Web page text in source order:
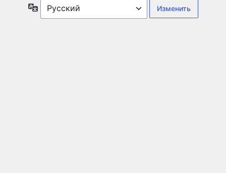
Язык